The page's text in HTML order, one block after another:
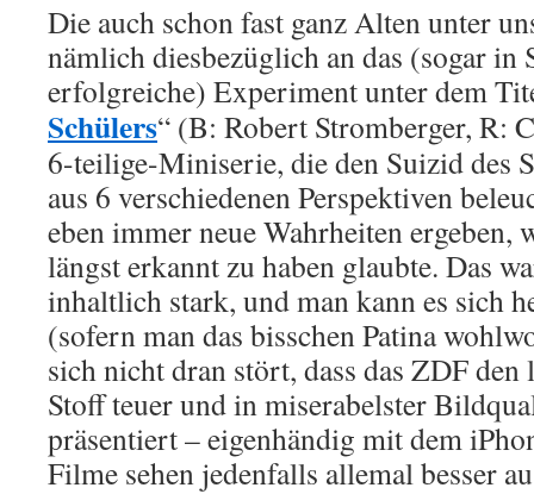
Die auch schon fast ganz Alten unter
nämlich diesbezüglich an das (sogar in
erfolgreiche) Experiment unter dem
Schülers“ (B: Robert Stromberger, R:
6-teilige-Miniserie, die den Suizid des
aus 6 verschiedenen Perspektiven
eben immer neue Wahrheiten ergeben,
längst erkannt zu haben glaubte. Das
inhaltlich stark, und man kann es sich
(sofern man das bisschen Patina
sich nicht dran stört, dass das ZDF den
Stoff teuer und in miserabelster
präsentiert – eigenhändig mit dem
Filme sehen jedenfalls allemal besser